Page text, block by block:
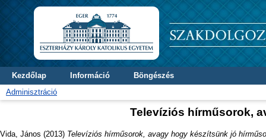
Kezdőlap Információ
Böngészés
Adminisztráció
Televíziós hírműsorok,
Vida, János (2013) Televíziós hírműsorok, avagy hogy készítsünk jó